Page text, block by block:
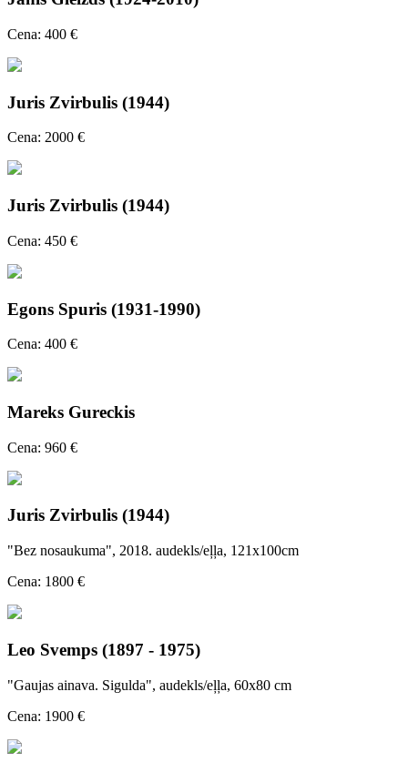
Cena: 400 €
Juris Zvirbulis (1944)
Cena: 2000 €
Juris Zvirbulis (1944)
Cena: 450 €
Egons Spuris (1931-1990)
Cena: 400 €
Mareks Gureckis
Cena: 960 €
Juris Zvirbulis (1944)
"Bez nosaukuma", 2018. audekls/eļļa, 121x100cm
Cena: 1800 €
Leo Svemps (1897 - 1975)
"Gaujas ainava. Sigulda", audekls/eļļa, 60x80 cm
Cena: 1900 €